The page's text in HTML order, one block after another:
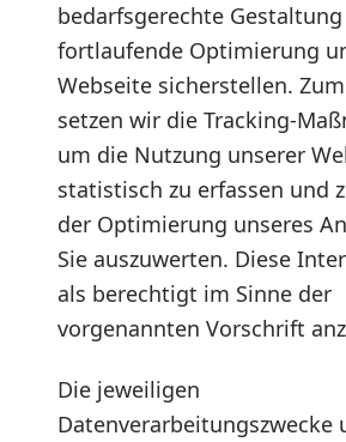
bedarfsgerechte
fortlaufende Optimierung
Webseite sicherstellen.
setzen wir die Tracking-
um die Nutzung unserer
statistisch zu erfassen und
der Optimierung unseres
Sie auszuwerten. Diese
als berechtigt im Sinne der
vorgenannten Vorschrift
Die jeweiligen
Datenverarbeitungszwecke